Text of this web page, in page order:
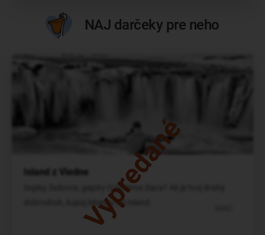
NAJ darčeky pre neho
Vypredané
Island z Viedne
Sopky, ľadovce, gejzíry či polárna žiara? Ak je tvoj drahý
dobrodruh, kupuj letenky na Island.